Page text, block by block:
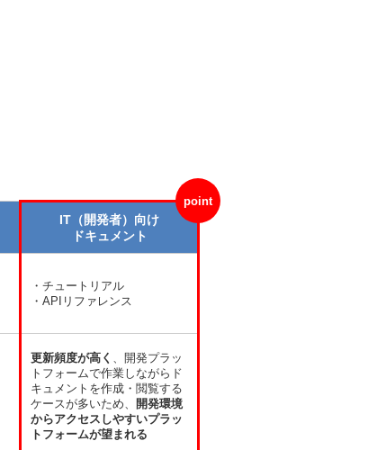
IT（開発者）向け
ドキュメント
・チュートリアル
・APIリファレンス
更新頻度が高く 、開発プラッ
トフォームで作業しながらド
キュメントを作成・閲覧する
ケースが多いため、
開発環境
からアクセスしやすいプラッ
トフォームが望まれる